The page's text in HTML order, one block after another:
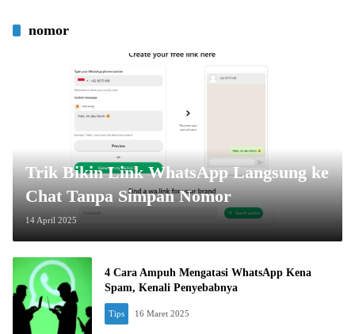
nomor
Trik Bikin Link WhatsApp Langsung ke
Chat Tanpa Simpan Nomor
14 April 2025
4 Cara Ampuh Mengatasi WhatsApp Kena
Spam, Kenali Penyebabnya
Tips 16 Maret 2025